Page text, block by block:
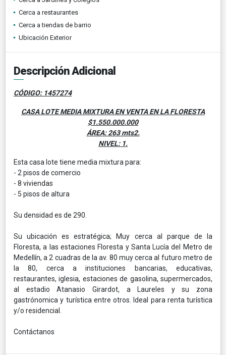
Cerca a restaurantes
Cerca a tiendas de barrio
Ubicación Exterior
Descripción Adicional
CÓDIGO: 1457274
CASA LOTE MEDIA MIXTURA EN VENTA EN LA FLORESTA
$1.550.000.000
ÁREA: 263 mts2.
NIVEL: 1.
Esta casa lote tiene media mixtura para:
- 2 pisos de comercio
- 8 viviendas
- 5 pisos de altura
Su densidad es de 290.
Su ubicación es estratégica; Muy cerca al parque de la
Floresta, a las estaciones Floresta y Santa Lucía del Metro de
Medellín, a 2 cuadras de la av. 80 muy cerca al futuro metro de
la 80, cerca a instituciones bancarias, educativas,
restaurantes, iglesia, estaciones de gasolina, supermercados,
al estadio Atanasio Girardot, a Laureles y su zona
gastrónomica y turística entre otros. Ideal para renta turística
y/o residencial.
Contáctanos